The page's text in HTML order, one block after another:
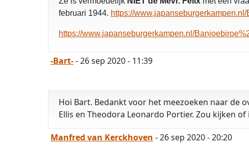
februari 1944. https://
https://www.japanseburgerkampen.nl/
-Bart-- 26 sep 2020 - 11:39
Hoi Bart. Bedankt voor het meezoeken naar de
Ellis en Theodora Leonardo Portier. Zou kijken
Manfred van Kerckhoven - 26 sep 2020 - 20:20